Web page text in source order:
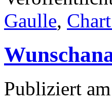
Gaulle,
Publiziert am